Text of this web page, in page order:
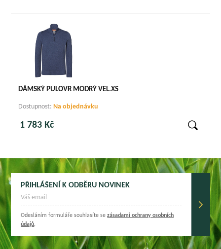
DÁMSKÝ PULOVR MODRÝ VEL.XS
Dostupnost: Na objednávku
1 783 Kč
PŘIHLÁŠENÍ K ODBĚRU NOVINEK
Odesláním formuláře souhlasíte sezásadami ochrany osobních
údajů.